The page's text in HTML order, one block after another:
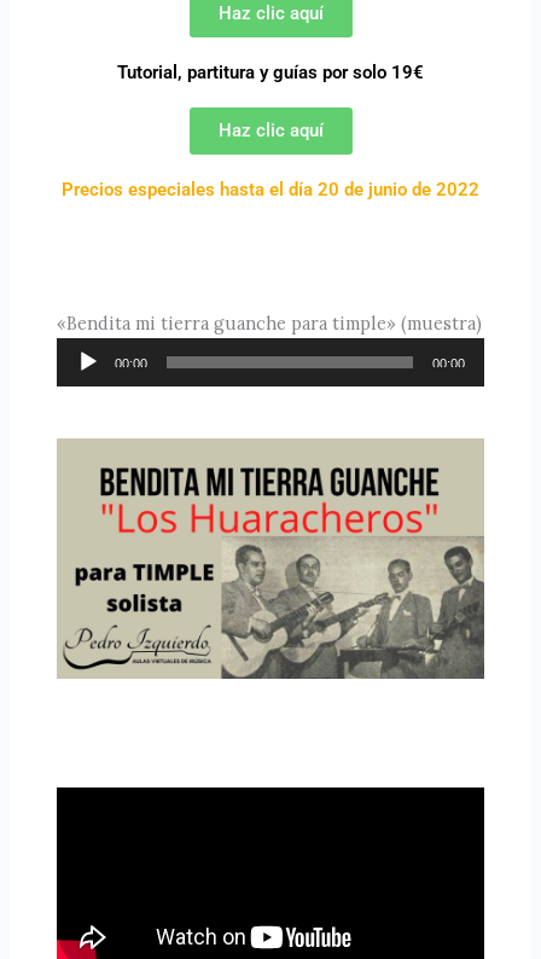
Haz clic aquí
Tutorial, partitura y guías por solo 19€
Haz clic aquí
Precios especiales hasta el día 20 de junio de 2022
«Bendita mi tierra guanche para timple» (muestra)
Reproductor
00:00 00:00